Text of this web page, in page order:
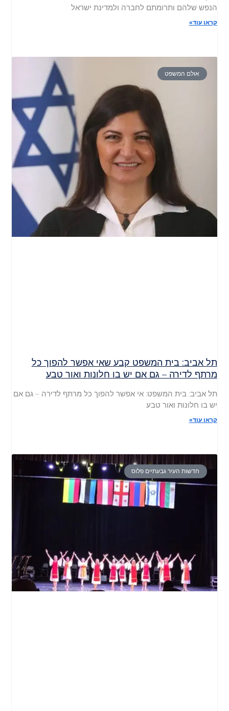
הנפש שלהם ותרומתם לחברה ולמדינת ישראל
קראו עוד»
אולם המשפט
תל אביב: בית המשפט קבע שאי אפשר להפוך כל
מרתף לדירה – גם אם יש בו חלונות ואור טבע
תל אביב: בית המשפט: אי אפשר להפוך כל מרתף לדירה – גם אם
יש בו חלונות ואור טבע
קראו עוד»
חדשות העיר גבעתיים פלוס